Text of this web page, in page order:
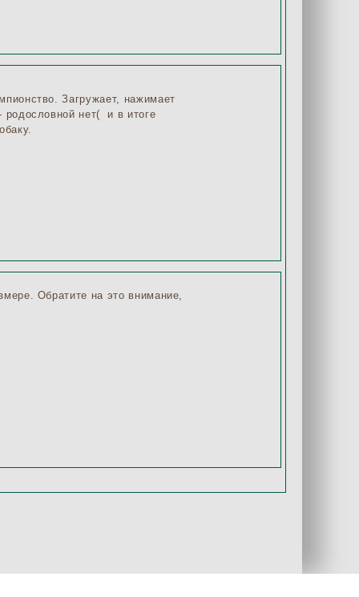
Загружает, нажимает
нет( и в итоге
Обратите на это внимание,